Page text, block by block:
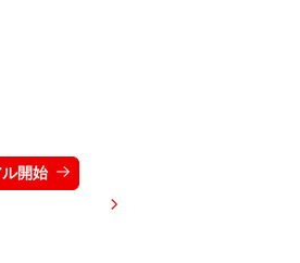
開始